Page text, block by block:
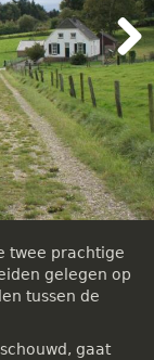
twee prachtige
gelegen op
tussen de
gaat